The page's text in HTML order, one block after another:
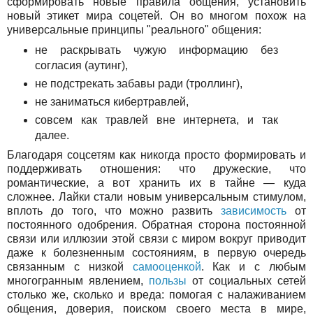
новый этикет мира соцетей. Он во многом похож на
универсальные принципы "реального" общения:
не раскрывать чужую информацию без
согласия (аутинг),
не подстрекать забавы ради (троллинг),
не заниматься кибертравлей,
совсем как травлей вне интернета, и так
далее.
Благодаря соцсетям как никогда просто формировать и
поддерживать отношения: что дружеские, что
романтические, а вот хранить их в тайне — куда
сложнее. Лайки стали новым универсальным стимулом,
вплоть до того, что можно развитьзависимость от
постоянного одобрения. Обратная сторона постоянной
связи или иллюзии этой связи с миром вокруг приводит
даже к болезненным состояниям, в первую очередь
связанным с низкой самооценкой. Как и с любым
многогранным явлением, пользы от социальных сетей
столько же, сколько и вреда: помогая с налаживанием
общения, доверия, поиском своего места в мире,